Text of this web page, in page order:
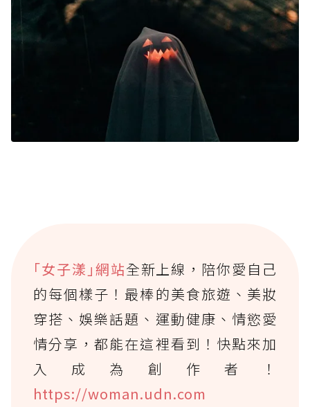
｢女子漾｣網站全新上線，陪你愛自己
的每個樣子！最棒的美食旅遊、美妝
穿搭、娛樂話題、運動健康、情慾愛
情分享，都能在這裡看到！快點來加
入成為創作者！
https://woman.udn.com